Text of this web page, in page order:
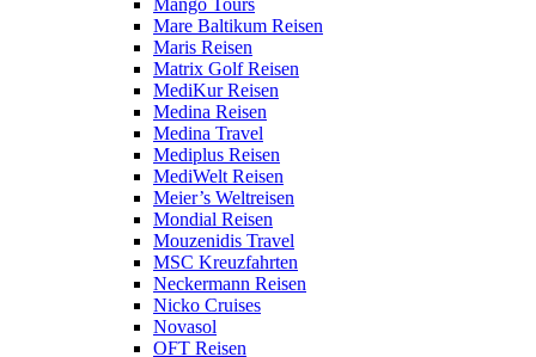
Mango Tours
Mare Baltikum Reisen
Maris Reisen
Matrix Golf Reisen
MediKur Reisen
Medina Reisen
Medina Travel
Mediplus Reisen
MediWelt Reisen
Meier’s Weltreisen
Mondial Reisen
Mouzenidis Travel
MSC Kreuzfahrten
Neckermann Reisen
Nicko Cruises
Novasol
OFT Reisen